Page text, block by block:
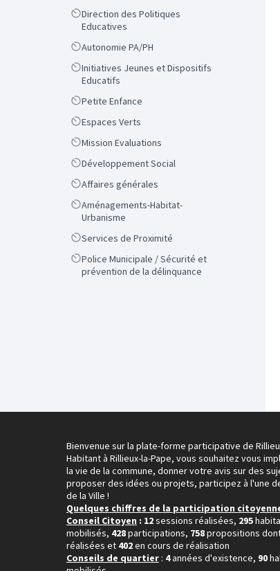
Scope
Direction des Politiques
Educatives
ScopeAutonomie PA/PH
Scope
Initiatives Jeunes et Dispositifs
Educatifs
ScopePetite Enfance
ScopeEspaces Verts
ScopeMission Evaluations
ScopeDéveloppement Social
ScopeAffaires générales
Scope
Aménagements-Habitat-
Urbanisme
ScopeServices de Proximité
Scope
Police Municipale / Sécurité et
prévention de la délinquance
Bienvenue sur la plate-forme participative de
Habitant à Rillieux-la-Pape, vous souhaitez vous
la vie de la commune, donner votre avis sur des
proposer des idées ou projets, participez à l'une
de la Ville !
Quelques chiffres de la participation
Conseil Citoyen : 12sessions réalisées, 295
mobilisés, 428participations, 758propositions
réalisées et 402en cours de réalisation
Conseils de quartier : 4années d'existence, 90